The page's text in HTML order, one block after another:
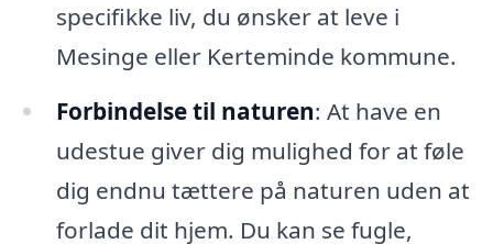
specifikke liv, du ønsker at leve i
Mesinge eller Kerteminde kommune.
Forbindelse til naturen: At have en
udestue giver dig mulighed for at føle
dig endnu tættere på naturen uden at
forlade dit hjem. Du kan se fugle,